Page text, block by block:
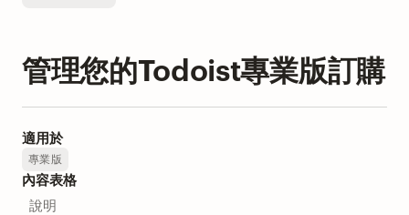
管理您的Todoist專業版訂購
適用於
專業版
內容表格
說明